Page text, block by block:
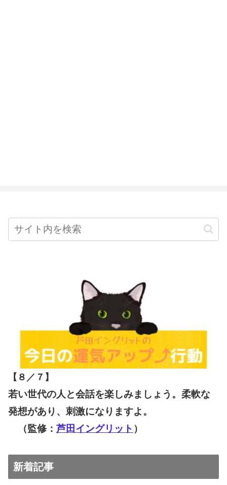
【８／７ 】
若い世代の人と会話を楽しみましょう。柔軟な
発想があり、刺激になりますよ。
（監修： 芦田イングリット ）
新着記事